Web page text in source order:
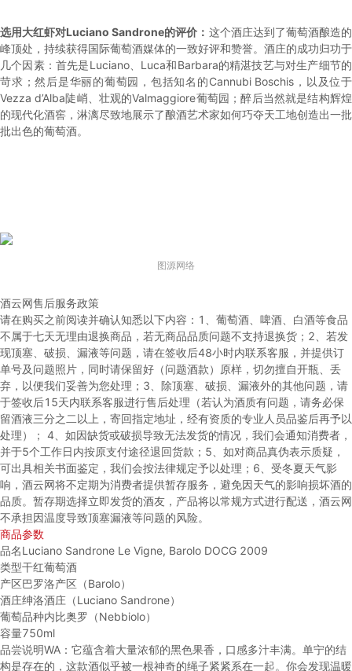
选用大红虾对Luciano Sandrone的评价： 这个酒庄达到了葡萄酒酿造的
峰顶处，持续获得国际葡萄酒媒体的一致好评和赞誉。酒庄的成功归功于
几个因素：首先是Luciano、Luca和Barbara的精湛技艺与对生产细节的
苛求；然后是华丽的葡萄园，包括知名的Cannubi Boschis，以及位于
Vezza d’Alba陡峭、壮观的Valmaggiore葡萄园；醉后当然就是结构辉煌
的现代化酒窖，淋漓尽致地展示了酿酒艺术家如何巧夺天工地创造出一批
批出色的葡萄酒。
图源网络
酒云网售后服务政策
请在购买之前阅读并确认知悉以下内容： 1、葡萄酒、啤酒、白酒等食品
不属于七天无理由退换商品，若无商品品质问题不支持退换货； 2、若发
现顶塞、破损、漏液等问题，请在签收后48小时内联系客服，并提供订
单号及问题照片，同时请保留好（问题酒款）原样，切勿擅自开瓶、丢
弃，以便我们妥善为您处理； 3、除顶塞、破损、漏液外的其他问题，请
于签收后15天内联系客服进行售后处理（若认为酒质有问题，请务必保
留酒液三分之二以上，寄回指定地址，经有资质的专业人员品鉴后再予以
处理）； 4、如因缺货或破损导致无法发货的情况，我们会通知消费者，
并于5个工作日内按原支付途径退回货款； 5、如对商品真伪表示质疑，
可出具相关书面鉴定，我们会按法律规定予以处理； 6、受冬夏天气影
响，酒云网将不定期为消费者提供暂存服务，避免因天气的影响损坏酒的
品质。暂存期选择立即发货的酒友，产品将以常规方式进行配送，酒云网
不承担因温度导致顶塞漏液等问题的风险。
商品参数
品名Luciano Sandrone Le Vigne, Barolo DOCG 2009
类型干红葡萄酒
产区巴罗洛产区（Barolo）
酒庄绅洛酒庄（Luciano Sandrone）
葡萄品种内比奥罗（Nebbiolo）
容量750ml
品尝说明WA：它蕴含着大量浓郁的黑色果香，口感多汁丰满。单宁的结
构是存在的，这款酒似乎被一根神奇的绳子紧紧系在一起。你会发现温暖